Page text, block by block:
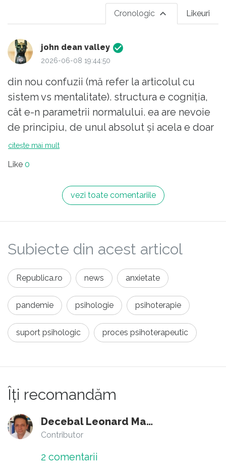
Likeuri
Cronologic
john dean valley
2026-06-08 19:44:50
din nou confuzii (mă refer la articolul cu
sistem vs mentalitate). structura e cogniția,
cât e-n parametrii normalului. ea are nevoie
de principiu, de unul absolut și acela e doar
Dumnezeu. e iubire și are drept antecameră
fără preteni. busola morală e singura
funcțională-n haos.
citește mai mult
Like 0
vezi toate comentariile
Subiecte din acest articol
Republica.ro news anxietate
pandemie psihologie psihoterapie
suport psihologic proces psihoterapeutic
Îți recomandăm
Decebal Leonard Marin
Contributor
2 comentarii